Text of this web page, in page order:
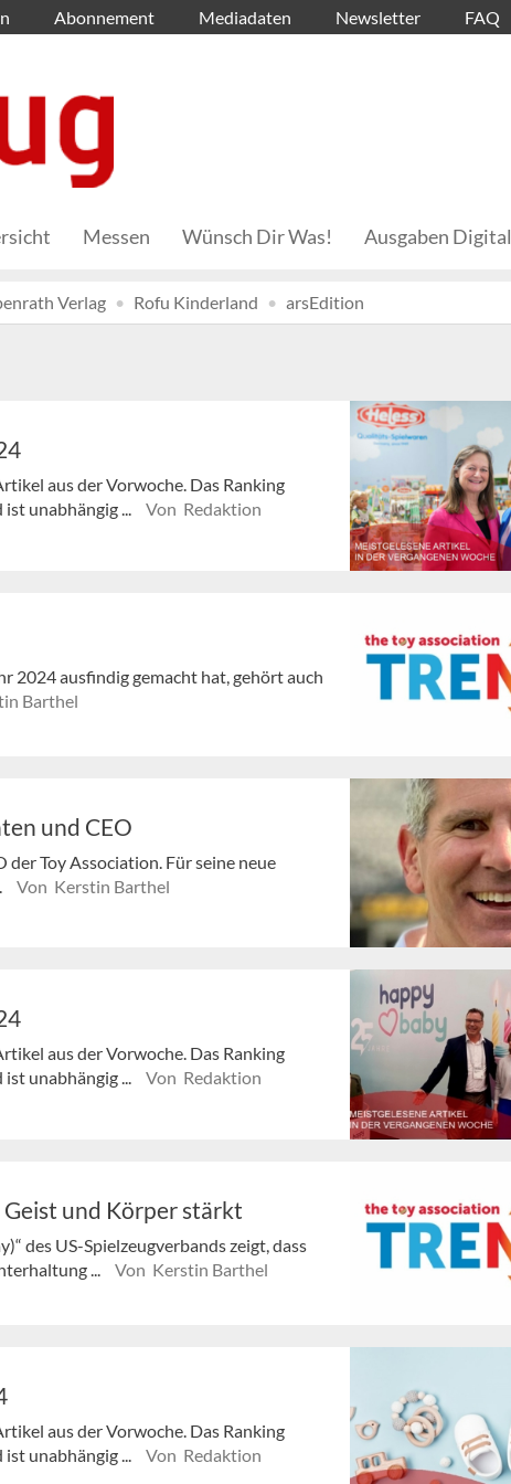
Abonnement Mediadaten Newsletter FAQ
Messen Wünsch Dir Was! Ausgaben Digital
Verlag Rofu Kinderland arsEdition
aus der Vorwoche. Das Ranking
unabhängig ...
Von Redaktion
2024 ausfindig gemacht hat, gehört auch
Barthel
und CEO
Toy Association. Für seine neue
Von Kerstin Barthel
aus der Vorwoche. Das Ranking
unabhängig ...
Von Redaktion
Geist und Körper stärkt
des US-Spielzeugverbands zeigt, dass
...
Von Kerstin Barthel
aus der Vorwoche. Das Ranking
unabhängig ...
Von Redaktion